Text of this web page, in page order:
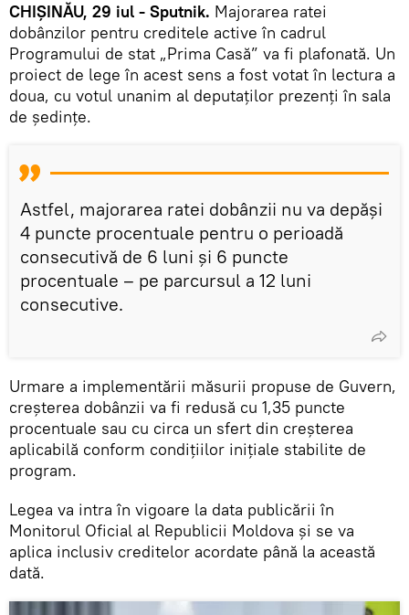
CHIȘINĂU, 29 iul - Sputnik. Majorarea ratei
dobânzilor pentru creditele active în cadrul
Programului de stat „Prima Casă” va fi plafonată. Un
proiect de lege în acest sens a fost votat în lectura a
doua, cu votul unanim al deputaților prezenți în sala
de ședințe.
Astfel, majorarea ratei dobânzii nu va depăși
4 puncte procentuale pentru o perioadă
consecutivă de 6 luni și 6 puncte
procentuale – pe parcursul a 12 luni
consecutive.
Urmare a implementării măsurii propuse de Guvern,
creșterea dobânzii va fi redusă cu 1,35 puncte
procentuale sau cu circa un sfert din creșterea
aplicabilă conform condițiilor inițiale stabilite de
program.
Legea va intra în vigoare la data publicării în
Monitorul Oficial al Republicii Moldova și se va
aplica inclusiv creditelor acordate până la această
dată.